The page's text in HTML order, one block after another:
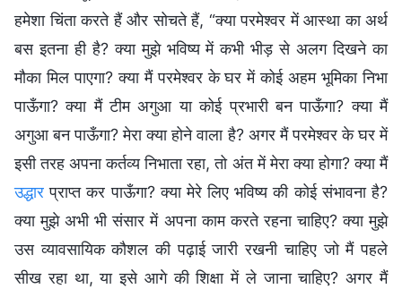
हमेशा चिंता करते हैं और सोचते हैं, “क्या परमेश्वर में आस्था का अर्थ
बस इतना ही है? क्या मुझे भविष्य में कभी भीड़ से अलग दिखने का
मौका मिल पाएगा? क्या मैं परमेश्वर के घर में कोई अहम भूमिका निभा
पाऊँगा? क्या मैं टीम अगुआ या कोई प्रभारी बन पाऊँगा? क्या मैं
अगुआ बन पाऊँगा? मेरा क्या होने वाला है? अगर मैं परमेश्वर के घर में
इसी तरह अपना कर्तव्य निभाता रहा, तो अंत में मेरा क्या होगा? क्या मैं
उद्धार प्राप्त कर पाऊँगा? क्या मेरे लिए भविष्य की कोई संभावना है?
क्या मुझे अभी भी संसार में अपना काम करते रहना चाहिए? क्या मुझे
उस व्यावसायिक कौशल की पढ़ाई जारी रखनी चाहिए जो मैं पहले
सीख रहा था, या इसे आगे की शिक्षा में ले जाना चाहिए? अगर मैं